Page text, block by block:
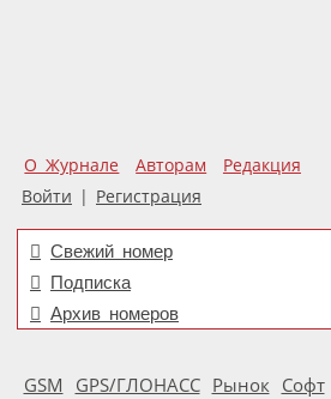
О Журнале Авторам
Редакция
Войти | Регистрация
Свежий номер
Подписка
Архив номеров
GSM GPS/ГЛОНАСС Рынок Софт